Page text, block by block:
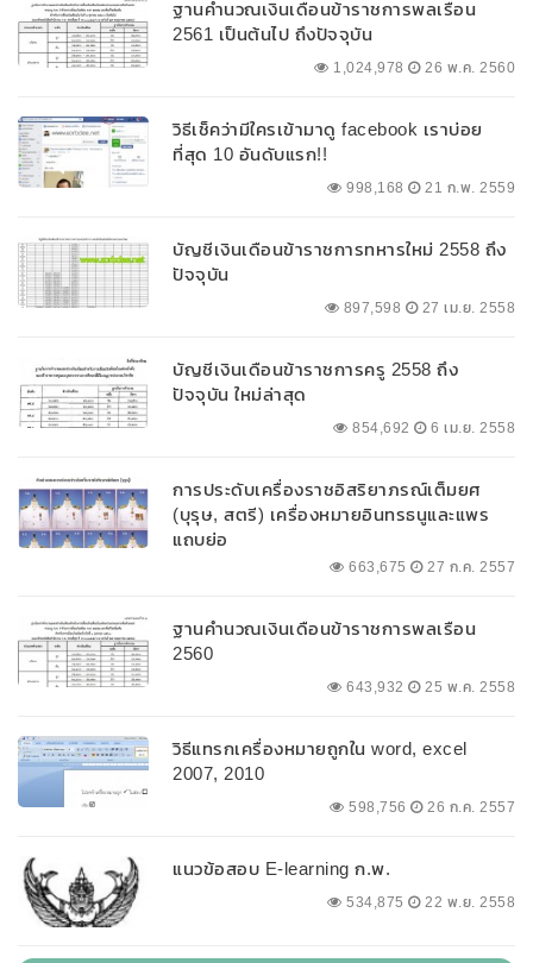
ฐานคำนวณเงินเดือนข้าราชการพลเรือน
2561 เป็นต้นไป ถึงปัจจุบัน
1,024,978 26 พ.ค. 2560
วิธีเช็คว่ามีใครเข้ามาดู facebook เราบ่อย
ที่สุด 10 อันดับแรก!!
998,168 21 ก.พ. 2559
บัญชีเงินเดือนข้าราชการทหารใหม่ 2558 ถึง
ปัจจุบัน
897,598 27 เม.ย. 2558
บัญชีเงินเดือนข้าราชการครู 2558 ถึง
ปัจจุบัน ใหม่ล่าสุด
854,692 6 เม.ย. 2558
การประดับเครื่องราชอิสริยาภรณ์เต็มยศ
(บุรุษ, สตรี) เครื่องหมายอินทรธนูและแพร
แถบย่อ
663,675 27 ก.ค. 2557
ฐานคำนวณเงินเดือนข้าราชการพลเรือน
2560
643,932 25 พ.ค. 2558
วิธีแทรกเครื่องหมายถูกใน word, excel
2007, 2010
598,756 26 ก.ค. 2557
แนวข้อสอบ E-learning ก.พ.
534,875 22 พ.ย. 2558